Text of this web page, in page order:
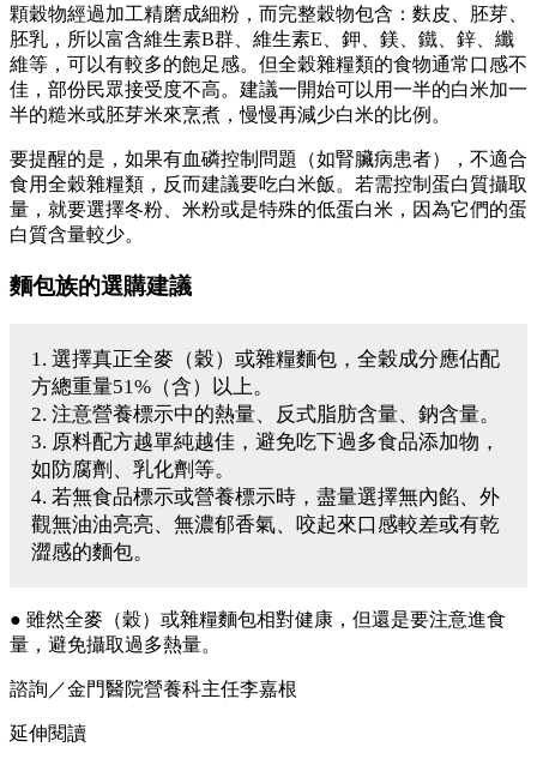
顆穀物經過加工精磨成細粉，而完整穀物包含：麩皮、胚芽、
胚乳，所以富含維生素B群、維生素E、鉀、鎂、鐵、鋅、纖
維等，可以有較多的飽足感。但全穀雜糧類的食物通常口感不
佳，部份民眾接受度不高。建議一開始可以用一半的白米加一
半的糙米或胚芽米來烹煮，慢慢再減少白米的比例。
要提醒的是，如果有血磷控制問題（如腎臟病患者），不適合
食用全穀雜糧類，反而建議要吃白米飯。若需控制蛋白質攝取
量，就要選擇冬粉、米粉或是特殊的低蛋白米，因為它們的蛋
白質含量較少。
麵包族的選購建議
1. 選擇真正全麥（穀）或雜糧麵包，全穀成分應佔配
方總重量51%（含）以上。
2. 注意營養標示中的熱量、反式脂肪含量、鈉含量。
3. 原料配方越單純越佳，避免吃下過多食品添加物，
如防腐劑、乳化劑等。
4. 若無食品標示或營養標示時，盡量選擇無內餡、外
觀無油油亮亮、無濃郁香氣、咬起來口感較差或有乾
澀感的麵包。
● 雖然全麥（穀）或雜糧麵包相對健康，但還是要注意進食
量，避免攝取過多熱量。
諮詢／金門醫院營養科主任李嘉根
延伸閱讀